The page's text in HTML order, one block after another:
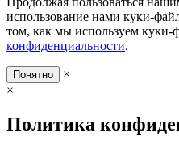
использование нами куки-
том, как мы используем
конфиденциальности.
Понятно
×
×
Политика